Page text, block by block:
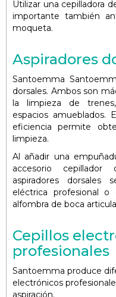
Utilizar una cepilladora
importante también
moqueta.
Aspiradores
Santoemma
dorsales. Ambos son
la limpieza de
espacios amueblados.
eficiencia permite
limpieza.
Al añadir una
accesorio
aspiradores
eléctrica profesional
alfombra de boca
Cepillos
profesionales
Santoemma produce
electrónicos